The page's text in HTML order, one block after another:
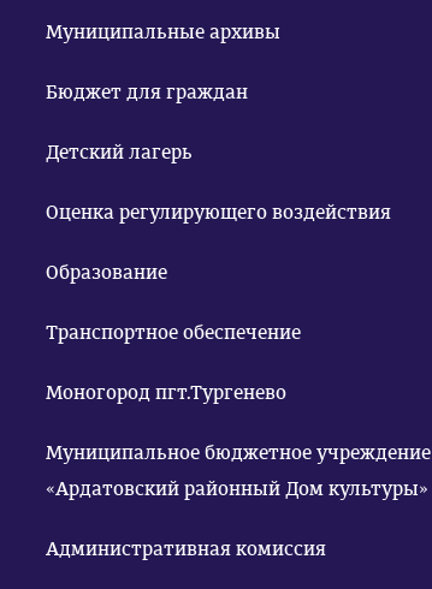
Муниципальные архивы
Бюджет для граждан
Детский лагерь
Оценка регулирующего воздействия
Образование
Транспортное обеспечение
Моногород пгт.Тургенево
Муниципальное бюджетное учреждение
«Ардатовский районный Дом культуры»
Административная комиссия